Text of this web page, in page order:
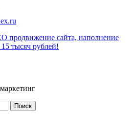
продвижение сайта, наполнение
тысяч рублей!